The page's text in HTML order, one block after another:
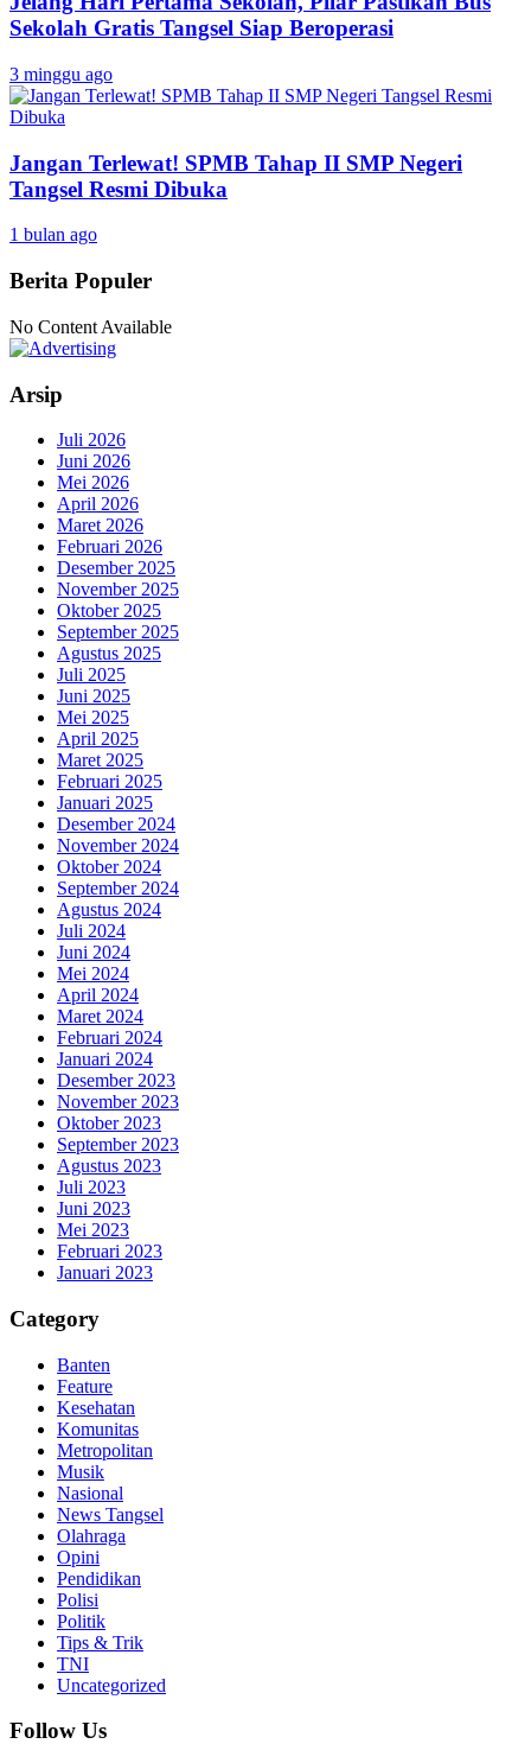
Sekolah Gratis Tangsel Siap Beroperasi
3 minggu ago
Jangan Terlewat! SPMB Tahap II SMP Negeri
Tangsel Resmi Dibuka
1 bulan ago
Berita Populer
No Content Available
Arsip
Juli 2026
Juni 2026
Mei 2026
April 2026
Maret 2026
Februari 2026
Desember 2025
November 2025
Oktober 2025
September 2025
Agustus 2025
Juli 2025
Juni 2025
Mei 2025
April 2025
Maret 2025
Februari 2025
Januari 2025
Desember 2024
November 2024
Oktober 2024
September 2024
Agustus 2024
Juli 2024
Juni 2024
Mei 2024
April 2024
Maret 2024
Februari 2024
Januari 2024
Desember 2023
November 2023
Oktober 2023
September 2023
Agustus 2023
Juli 2023
Juni 2023
Mei 2023
Februari 2023
Januari 2023
Category
Banten
Feature
Kesehatan
Komunitas
Metropolitan
Musik
Nasional
News Tangsel
Olahraga
Opini
Pendidikan
Polisi
Politik
Tips & Trik
TNI
Uncategorized
Follow Us